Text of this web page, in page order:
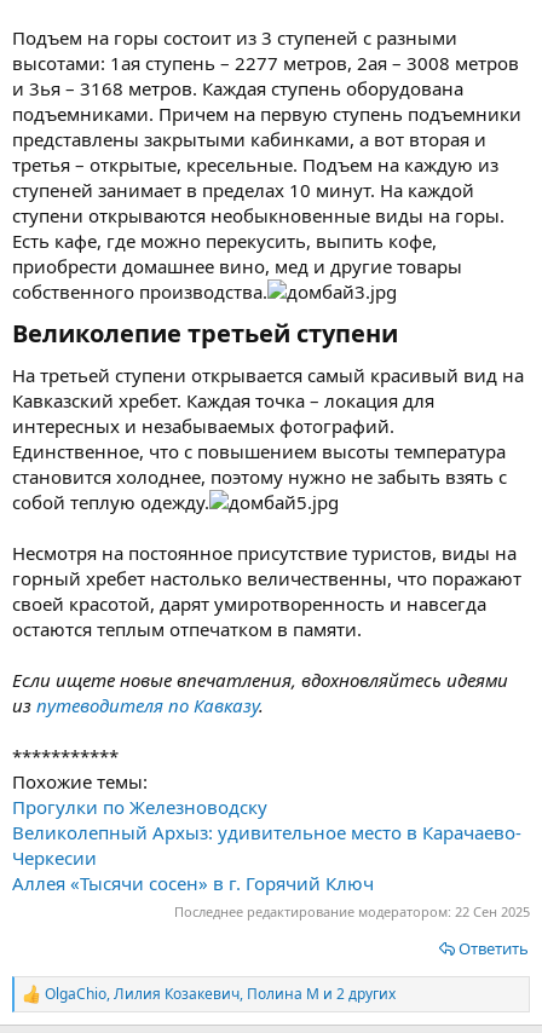
Подъем на горы состоит из 3 ступеней с разными
высотами: 1ая ступень – 2277 метров, 2ая – 3008 метров
и 3ья – 3168 метров. Каждая ступень оборудована
подъемниками. Причем на первую ступень подъемники
представлены закрытыми кабинками, а вот вторая и
третья – открытые, кресельные. Подъем на каждую из
ступеней занимает в пределах 10 минут. На каждой
ступени открываются необыкновенные виды на горы.
Есть кафе, где можно перекусить, выпить кофе,
приобрести домашнее вино, мед и другие товары
собственного производства.
Великолепие третьей ступени​
На третьей ступени открывается самый красивый вид на
Кавказский хребет. Каждая точка – локация для
интересных и незабываемых фотографий.
Единственное, что с повышением высоты температура
становится холоднее, поэтому нужно не забыть взять с
собой теплую одежду.
Несмотря на постоянное присутствие туристов, виды на
горный хребет настолько величественны, что поражают
своей красотой, дарят умиротворенность и навсегда
остаются теплым отпечатком в памяти.
Если ищете новые впечатления, вдохновляйтесь идеями
из путеводителя по Кавказу.
***********
Похожие темы:
Прогулки по Железноводску
Великолепный Архыз: удивительное место в Карачаево-
Черкесии
Аллея «Тысячи сосен» в г. Горячий Ключ
Последнее редактирование модератором: 22 Сен 2025
Ответить
Р
е
OlgaChio,Лилия Козакевич, Полина М и 2 других